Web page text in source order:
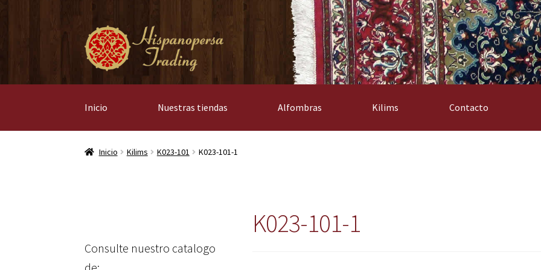
Ir
a
la
Ir
al
contenido
Inicio Nuestras tiendas Alfombras Kilims Contacto
Inicio Kilims K023-101 K023-101-1
K023-101-1
Consulte nuestro catalogo